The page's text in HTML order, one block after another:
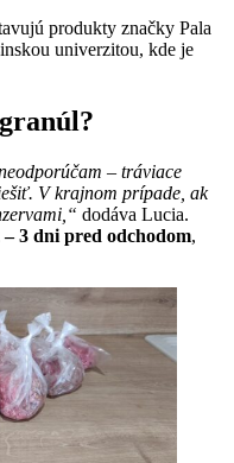
produkty značky Pala
univerzitou, kde je
– tráviace
V krajnom prípade, ak
dodáva Lucia.
3 dni pred odchodom,